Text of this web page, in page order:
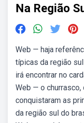
Na Região
Web — haja
típicas da região
irá encontrar no
Web — o churrasco,
conquistaram as
da região sul do